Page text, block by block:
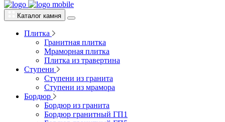
Каталог камня
Плитка
Гранитная плитка
Мраморная плитка
Плитка из травертина
Ступени
Ступени из гранита
Ступени из мрамора
Бордюр
Бордюр из гранита
Бордюр гранитный ГП1